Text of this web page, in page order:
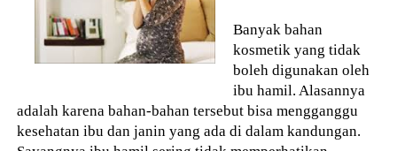
Banyak bahan
kosmetik yang tidak
boleh digunakan oleh
ibu hamil. Alasannya
adalah karena bahan-bahan tersebut bisa mengganggu
kesehatan ibu dan janin yang ada di dalam kandungan.